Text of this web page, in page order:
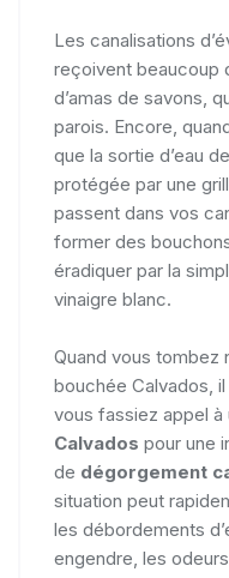
Les canalisations
reçoivent beaucoup
d’amas de savons,
parois. Encore,
que la sortie d’eau
protégée par une
passent dans vos
former des
éradiquer par la
vinaigre blanc.
Quand vous tombez
bouchée Calvados,
vous fassiez appel à
Calvados pour une
de dégorgement
situation peut
les débordements
engendre, les